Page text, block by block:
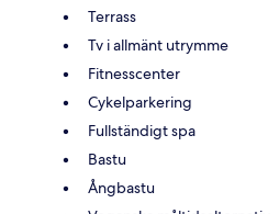
Terrass
Tv i allmänt utrymme
Fitnesscenter
Cykelparkering
Fullständigt spa
Bastu
Ångbastu